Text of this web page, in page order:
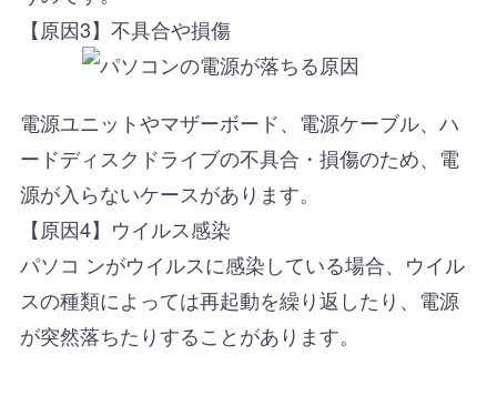
【原因3】不具合や損傷
電源ユニットやマザーボード、電源ケーブル、ハ
ードディスクドライブの不具合・損傷のため、電
源が入らないケースがあります。
【原因4】ウイルス感染
パソコ ンがウイルスに感染している場合、ウイル
スの種類によっては再起動を繰り返したり、電源
が突然落ちたりすることがあります。